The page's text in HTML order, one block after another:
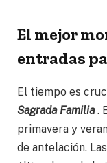
El mejor
entradas
El tiempo es
Sagrada Familia.
primavera y
de antelación.